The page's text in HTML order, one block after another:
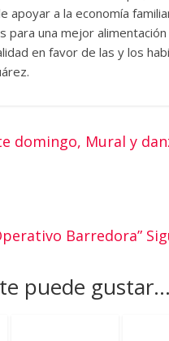
apoyar a la economía
para una mejor alimentación
en favor de las y los
domingo, Mural y
Barredora”
puede gustar...